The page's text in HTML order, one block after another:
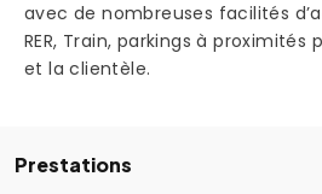
avec de nombreuses facilités
RER, Train, parkings à
et la clientèle.
Prestations